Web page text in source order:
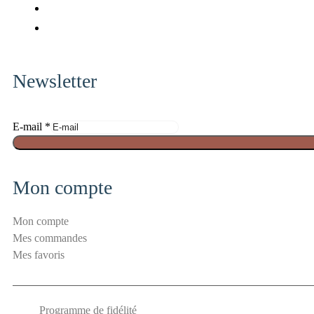
Newsletter
E-mail *
E
a
l
S
é
Mon compte
Mon compte
Mes commandes
Mes favoris
Programme de fidélité